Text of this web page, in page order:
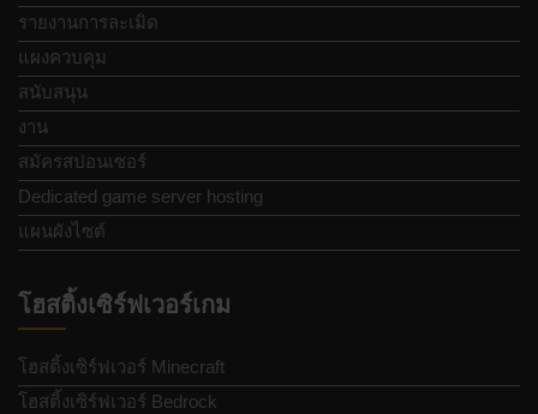
รายงานการละเมิด
แผงควบคุม
สนับสนุน
งาน
สมัครสปอนเซอร์
Dedicated game server hosting
แผนผังไซต์
โฮสติ้งเซิร์ฟเวอร์เกม
โฮสติ้งเซิร์ฟเวอร์ Minecraft
โฮสติ้งเซิร์ฟเวอร์ Bedrock